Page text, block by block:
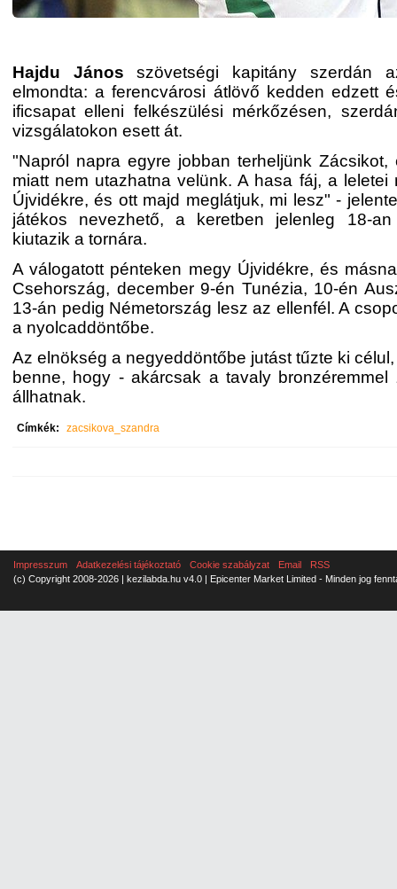
Hajdu János szövetségi kapitány szerdán
elmondta: a ferencvárosi átlövő kedden edzett
ificsapat elleni felkészülési mérkőzésen,
vizsgálatokon esett át.
"Napról napra egyre jobban terheljünk
miatt nem utazhatna velünk. A hasa fáj, a leletei
Újvidékre, és ott majd meglátjuk, mi lesz" -
játékos nevezhető, a keretben jelenleg 18-
kiutazik a tornára.
A válogatott pénteken megy Újvidékre, és
Csehország, december 9-én Tunézia, 10-én
13-án pedig Németország lesz az ellenfél. A
a nyolcaddöntőbe.
Az elnökség a negyeddöntőbe jutást tűzte ki
benne, hogy - akárcsak a tavaly
állhatnak.
Címkék: zacsikova_szandra
Impresszum Adatkezelési tájékoztató Cookie szabályzat Email
RSS
(c) Copyright 2008-2026 | kezilabda.hu v4.0 | Epicenter Market Limited - Minden jog